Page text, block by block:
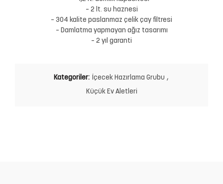
– 2 lt. su haznesi
– 304 kalite paslanmaz çelik çay filtresi
– Damlatma yapmayan ağız tasarımı
– 2 yıl garanti
Kategoriler: İçecek Hazırlama Grubu ,
Küçük Ev Aletleri